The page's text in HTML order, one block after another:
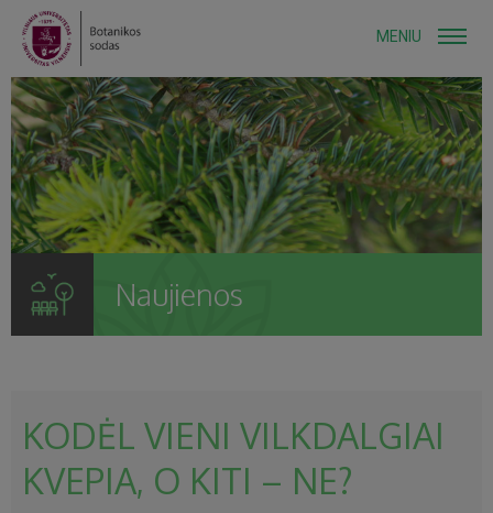
MENIU
Naujienos
KODĖL VIENI VILKDALGIAI
KVEPIA, O KITI – NE?